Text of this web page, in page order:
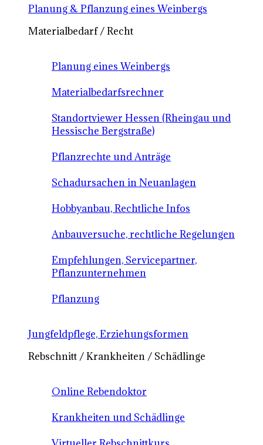
Planung & Pflanzung eines Weinbergs
Materialbedarf / Recht
Planung eines Weinbergs
Materialbedarfsrechner
Standortviewer Hessen (Rheingau und
Hessische Bergstraße)
Pflanzrechte und Anträge
Schadursachen in Neuanlagen
Hobbyanbau, Rechtliche Infos
Anbauversuche, rechtliche Regelungen
Empfehlungen, Servicepartner,
Pflanzunternehmen
Pflanzung
Jungfeldpflege, Erziehungsformen
Rebschnitt / Krankheiten / Schädlinge
Online Rebendoktor
Krankheiten und Schädlinge